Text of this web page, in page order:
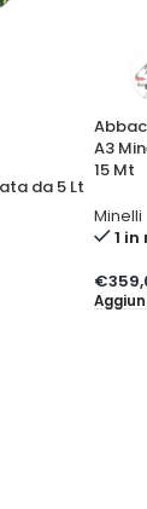
da 5 Lt
A3
15 Mt
Minelli
1
€